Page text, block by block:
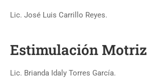
Lic. José Luis Carrillo Reyes.
Estimulación Motriz
Lic. Brianda Idaly Torres García.